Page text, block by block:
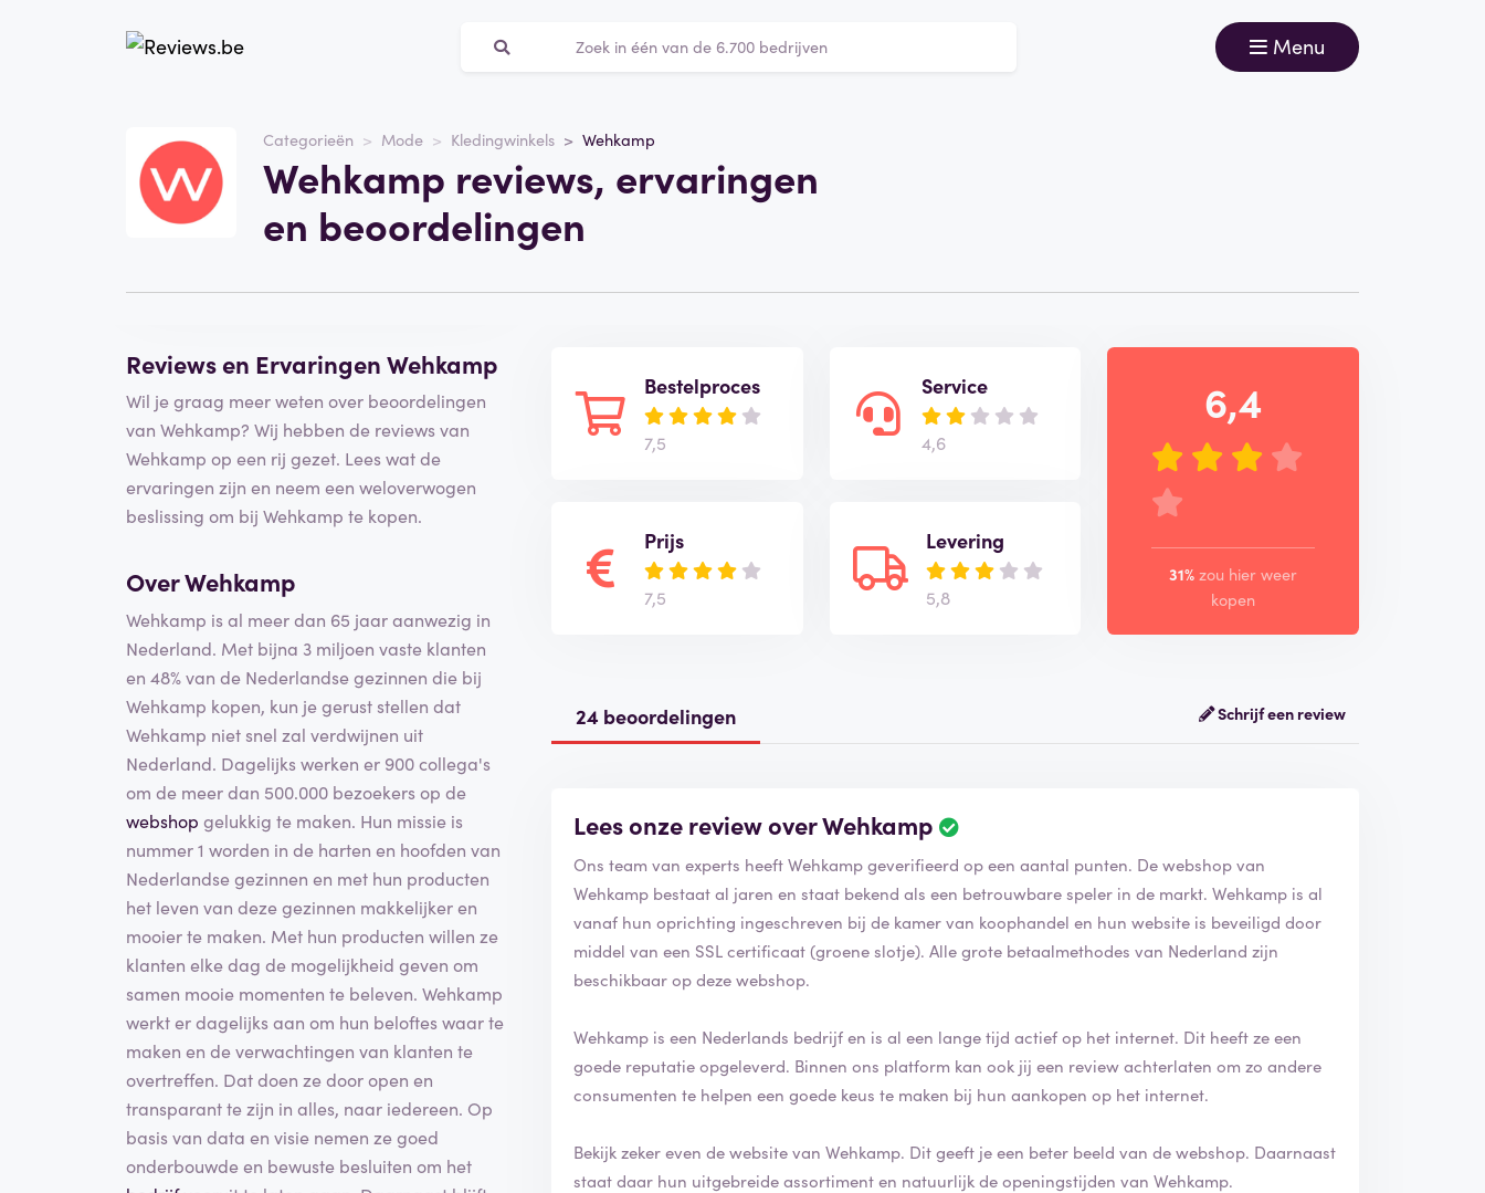
Menu
Categorieën Mode Kledingwinkels Wehkamp
Wehkamp reviews, ervaringen
en beoordelingen
Wehkamp
Categorie
Mode
Reviews en Ervaringen Wehkamp
Wil je graag meer weten over beoordelingen
van Wehkamp? Wij hebben de reviews van
Wehkamp op een rij gezet. Lees wat de
ervaringen zijn en neem een weloverwogen
beslissing om bij Wehkamp te kopen.
Over Wehkamp
Wehkamp is al meer dan 65 jaar aanwezig in
Nederland. Met bijna 3 miljoen vaste klanten
en 48% van de Nederlandse gezinnen die bij
Wehkamp kopen, kun je gerust stellen dat
Wehkamp niet snel zal verdwijnen uit
Nederland. Dagelijks werken er 900 collega's
om de meer dan 500.000 bezoekers op de
webshop gelukkig te maken. Hun missie is
nummer 1 worden in de harten en hoofden van
Nederlandse gezinnen en met hun producten
het leven van deze gezinnen makkelijker en
mooier te maken. Met hun producten willen ze
klanten elke dag de mogelijkheid geven om
samen mooie momenten te beleven. Wehkamp
werkt er dagelijks aan om hun beloftes waar te
maken en de verwachtingen van klanten te
overtreffen. Dat doen ze door open en
transparant te zijn in alles, naar iedereen. Op
basis van data en visie nemen ze goed
onderbouwde en bewuste besluiten om het
Bestelproces
7,5
Prijs
7,5
Service
4,6
Levering
5,8
6,4
31% zou hier weer
kopen
24 beoordelingen Schrijf een review
Lees onze review over Wehkamp
Ons team van experts heeft Wehkamp geverifieerd op een aantal punten. De webshop van
Wehkamp bestaat al jaren en staat bekend als een betrouwbare speler in de markt. Wehkamp is al
vanaf hun oprichting ingeschreven bij de kamer van koophandel en hun website is beveiligd door
middel van een SSL certificaat (groene slotje). Alle grote betaalmethodes van Nederland zijn
beschikbaar op deze webshop.
Wehkamp is een Nederlands bedrijf en is al een lange tijd actief op het internet. Dit heeft ze een
goede reputatie opgeleverd. Binnen ons platform kan ook jij een review achterlaten om zo andere
consumenten te helpen een goede keus te maken bij hun aankopen op het internet.
Bekijk zeker even de website van Wehkamp. Dit geeft je een beter beeld van de webshop. Daarnaast
staat daar hun uitgebreide assortiment en natuurlijk de openingstijden van Wehkamp.